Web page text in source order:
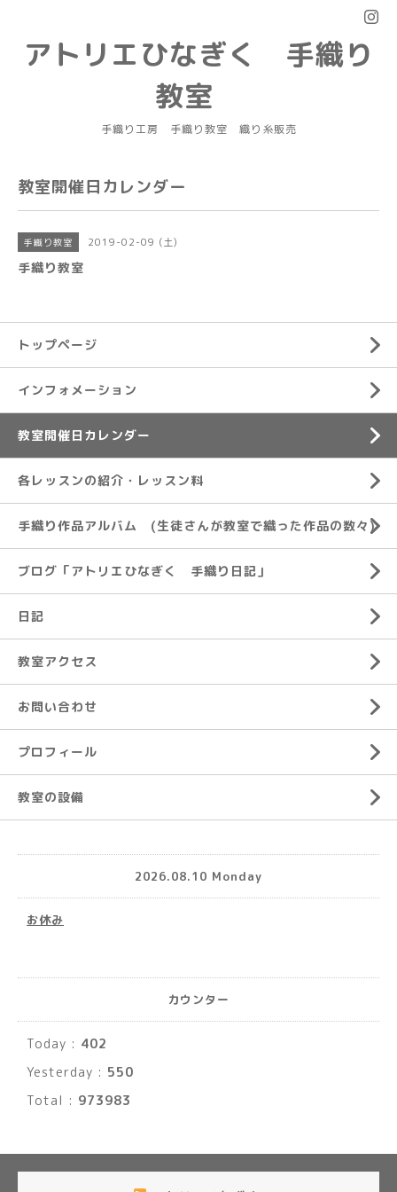
アトリエひなぎく 手織り
教室
手織り工房 手織り教室 織り糸販売
教室開催日カレンダー
手織り教室 2019-02-09 (土)
手織り教室
トップページ
インフォメーション
教室開催日カレンダー
各レッスンの紹介・レッスン料
手織り作品アルバム (生徒さんが教室で織った作品の数々)
ブログ「アトリエひなぎく 手織り日記」
日記
教室アクセス
お問い合わせ
プロフィール
教室の設備
2026.08.10 Monday
お休み
カウンター
Today : 402
Yesterday : 550
Total : 973983